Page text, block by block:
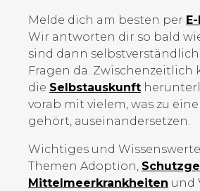
Melde dich am besten per
Wir antworten dir so bald
sind dann
Fragen da. Zwischenzeitlich
die Selbstauskunft
vorab mit vielem, was zu
gehört, auseinandersetzen.
Wichtiges und
Themen Adoption,
Mittelmeer­krankheiten und